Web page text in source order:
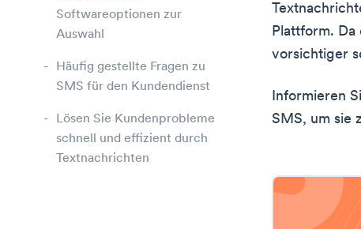
Softwareoptionen zur
Auswahl
Häufig gestellte Fragen zu
SMS für den Kundendienst
Lösen Sie Kundenprobleme
schnell und effizient durch
Textnachrichten
Plattform.
vorsichtiger
Informieren
SMS, um sie